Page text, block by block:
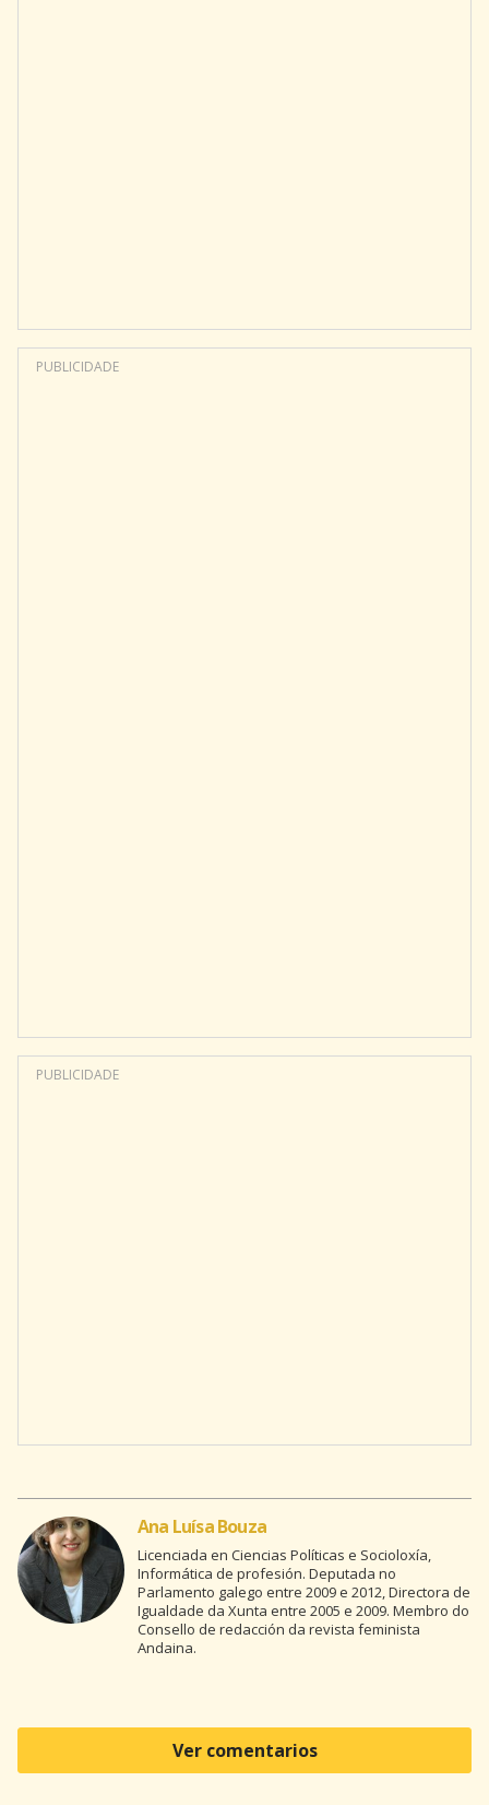
PUBLICIDADE
PUBLICIDADE
Ana Luísa Bouza
Licenciada en Ciencias Políticas e Socioloxía,
Informática de profesión. Deputada no
Parlamento galego entre 2009 e 2012, Directora de
Igualdade da Xunta entre 2005 e 2009. Membro do
Consello de redacción da revista feminista
Andaina.
Ver comentarios